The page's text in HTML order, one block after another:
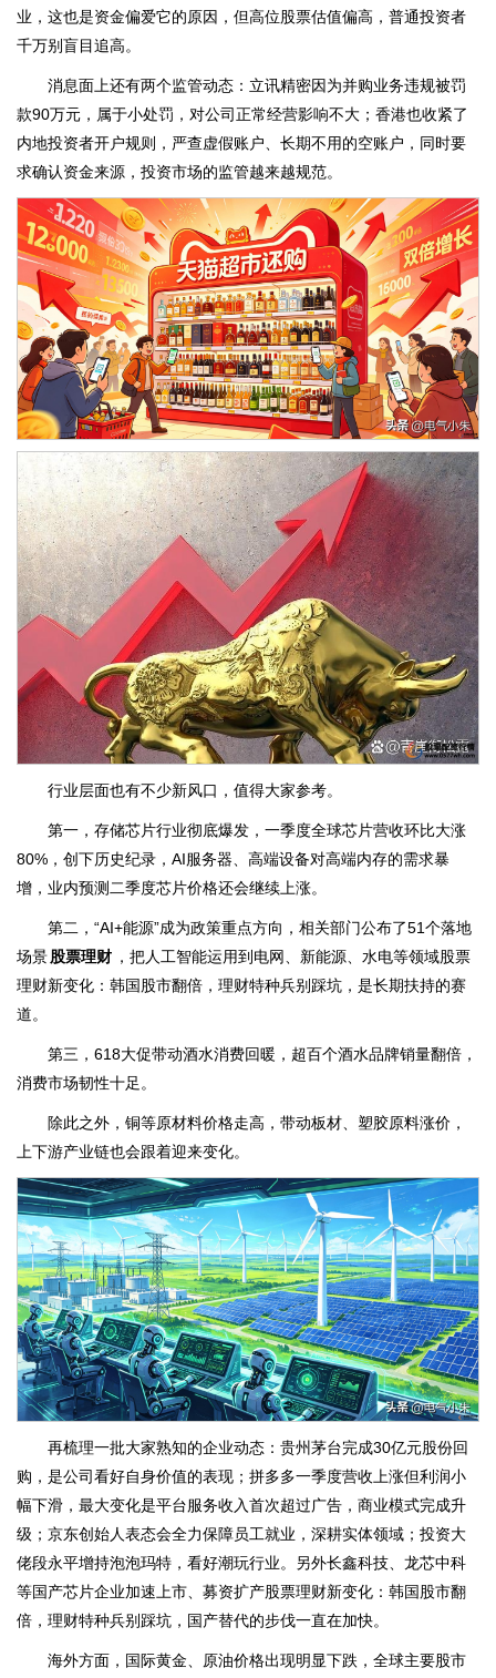
业，这也是资金偏爱它的原因，但高位股票估值偏高，普通投资者
千万别盲目追高。
消息面上还有两个监管动态：立讯精密因为并购业务违规被罚
款90万元，属于小处罚，对公司正常经营影响不大；香港也收紧了
内地投资者开户规则，严查虚假账户、长期不用的空账户，同时要
求确认资金来源，投资市场的监管越来越规范。
行业层面也有不少新风口，值得大家参考。
第一，存储芯片行业彻底爆发，一季度全球芯片营收环比大涨
80%，创下历史纪录，AI服务器、高端设备对高端内存的需求暴
增，业内预测二季度芯片价格还会继续上涨。
第二，“AI+能源”成为政策重点方向，相关部门公布了51个落地
场景股票理财 ，把人工智能运用到电网、新能源、水电等领域股票
理财新变化：韩国股市翻倍，理财特种兵别踩坑，是长期扶持的赛
道。
第三，618大促带动酒水消费回暖，超百个酒水品牌销量翻倍，
消费市场韧性十足。
除此之外，铜等原材料价格走高，带动板材、塑胶原料涨价，
上下游产业链也会跟着迎来变化。
再梳理一批大家熟知的企业动态：贵州茅台完成30亿元股份回
购，是公司看好自身价值的表现；拼多多一季度营收上涨但利润小
幅下滑，最大变化是平台服务收入首次超过广告，商业模式完成升
级；京东创始人表态会全力保障员工就业，深耕实体领域；投资大
佬段永平增持泡泡玛特，看好潮玩行业。另外长鑫科技、龙芯中科
等国产芯片企业加速上市、募资扩产股票理财新变化：韩国股市翻
倍，理财特种兵别踩坑，国产替代的步伐一直在加快。
海外方面，国际黄金、原油价格出现明显下跌，全球主要股市